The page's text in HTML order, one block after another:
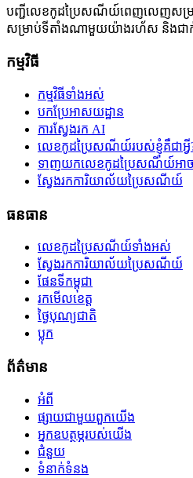
បញ្ជីលេខកូដប្រៃសណីយ៍ពេញលេញសម្រា
សម្រាប់ទីតាំងណាមួយយ៉ាងរហ័ស និងជា
កម្មវិធី
កម្មវិធីទាំងអស់
បកប្រែអាសយដ្ឋាន
ការស្វែងរក AI
លេខកូដប្រៃសណីយ៍របស់ខ្ញុំគឺជាអ្វី
ទាញយកលេខកូដប្រៃសណីយ៍អាច
ស្វែងរកការិយាល័យប្រៃសណីយ៍
ធនធាន
លេខកូដប្រៃសណីយ៍ទាំងអស់
ស្វែងរកការិយាល័យប្រៃសណីយ៍
ផែនទីកម្ពុជា
រកមើលខេត្ត
ថ្ងៃបុណ្យជាតិ
ប្លុក
ព័ត៌មាន
អំពី
ផ្សាយជាមួយពួកយើង
អ្នកឧបត្ថម្ភរបស់យើង
ជំនួយ
ទំនាក់ទំនង